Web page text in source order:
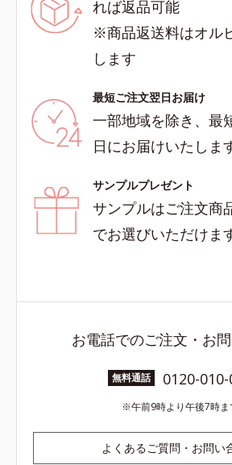
れば返品可能
※商品返送料はオル
します
最短ご注文翌日お届け
一部地域を除き、最
日にお届けいたしま
サンプルプレゼント
サンプルはご注文商
でお選びいただけま
お電話でのご注文・お
無料通話 0120-
午前9時より午後7時ま
よくあるご質問・お問い